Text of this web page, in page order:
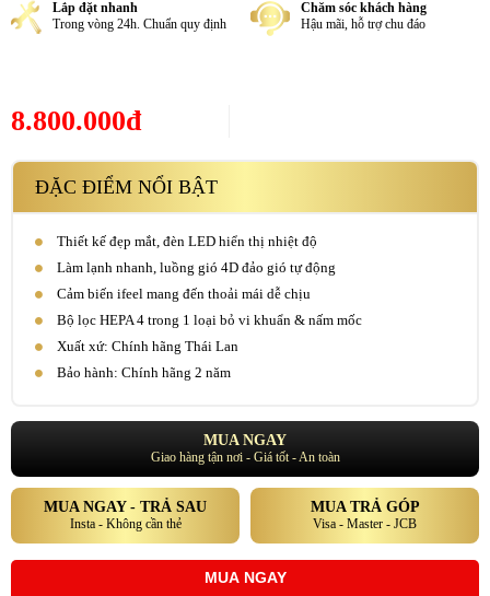
Lắp đặt nhanh
Trong vòng 24h. Chuẩn quy định
Chăm sóc khách hàng
Hậu mãi, hỗ trợ chu đáo
8.800.000đ
ĐẶC ĐIỂM NỔI BẬT
Thiết kế đẹp mắt, đèn LED hiển thị nhiệt độ
Làm lạnh nhanh, luồng gió 4D đảo gió tự động
Cảm biến ifeel mang đến thoải mái dễ chịu
Bộ lọc HEPA 4 trong 1 loại bỏ vi khuẩn & nấm mốc
Xuất xứ: Chính hãng Thái Lan
Bảo hành: Chính hãng 2 năm
MUA NGAY
Giao hàng tận nơi - Giá tốt - An toàn
MUA NGAY - TRẢ SAU
Insta - Không cần thẻ
MUA TRẢ GÓP
Visa - Master - JCB
MUA NGAY